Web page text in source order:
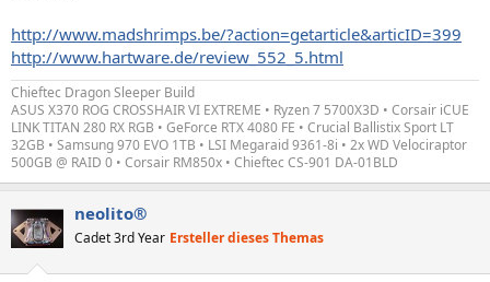
http://www.madshrimps.be/?action=getarticle&articID=399
http://www.hartware.de/review_552_5.html
Chieftec Dragon Sleeper Build
ASUS X370 ROG CROSSHAIR VI EXTREME • Ryzen 7 5700X3D • Corsair iCUE
LINK TITAN 280 RX RGB • GeForce RTX 4080 FE • Crucial Ballistix Sport LT
32GB • Samsung 970 EVO 1TB • LSI Megaraid 9361-8i • 2x WD Velociraptor
500GB @ RAID 0 • Corsair RM850x • Chieftec CS-901 DA-01BLD
neolito®
Cadet 3rd Year Ersteller dieses Themas